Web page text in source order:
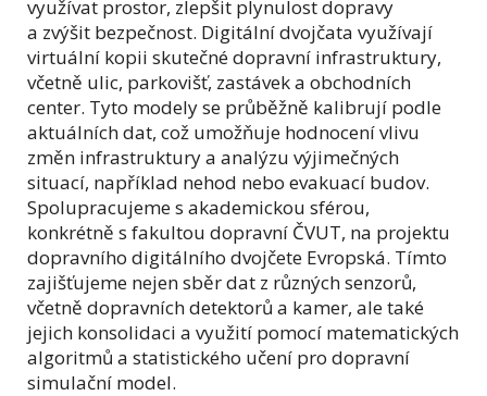
využívat prostor, zlepšit plynulost dopravy
a zvýšit bezpečnost. Digitální dvojčata využívají
virtuální kopii skutečné dopravní infrastruktury,
včetně ulic, parkovišť, zastávek a obchodních
center. Tyto modely se průběžně kalibrují podle
aktuálních dat, což umožňuje hodnocení vlivu
změn infrastruktury a analýzu výjimečných
situací, například nehod nebo evakuací budov.
Spolupracujeme s akademickou sférou,
konkrétně s fakultou dopravní ČVUT, na projektu
dopravního digitálního dvojčete Evropská. Tímto
zajišťujeme nejen sběr dat z různých senzorů,
včetně dopravních detektorů a kamer, ale také
jejich konsolidaci a využití pomocí matematických
algoritmů a statistického učení pro dopravní
simulační model.